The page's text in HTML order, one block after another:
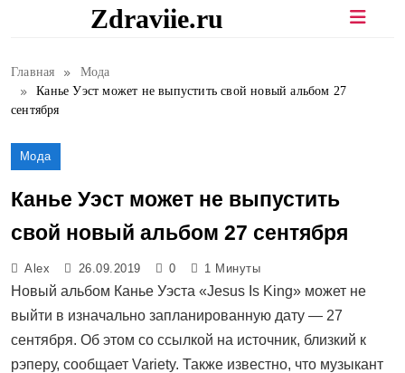
Zdraviie.ru
Главная
Мода
Канье Уэст может не выпустить свой новый альбом 27
сентября
Мода
Канье Уэст может не выпустить
свой новый альбом 27 сентября
Alex 26.09.2019 0 1 Минуты
Новый альбом Канье Уэста «Jesus Is King» может не
выйти в изначально запланированную дату — 27
сентября. Об этом со ссылкой на источник, близкий к
рэперу, сообщает Variety. Также известно, что музыкант